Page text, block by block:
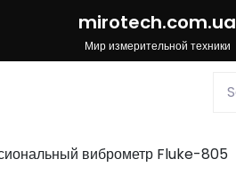
mirotech.com.ua
Мир измерительной техники
виброметр Fluke-805